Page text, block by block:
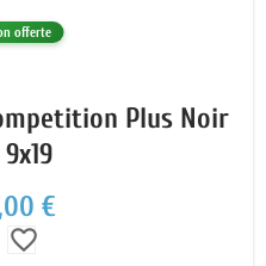
offerte
Plus Noir
€
favorite_border